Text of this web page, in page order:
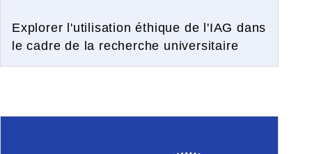
Explorer l'utilisation éthique de l'IAG dans
le cadre de la recherche universitaire